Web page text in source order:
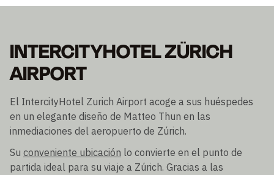
INTERCITYHOTEL ZÜRICH
AIRPORT
El IntercityHotel Zurich Airport acoge a sus huéspedes
en un elegante diseño de Matteo Thun en las
inmediaciones del aeropuerto de Zúrich.
Su conveniente ubicación lo convierte en el punto de
partida ideal para su viaje a Zúrich. Gracias a las